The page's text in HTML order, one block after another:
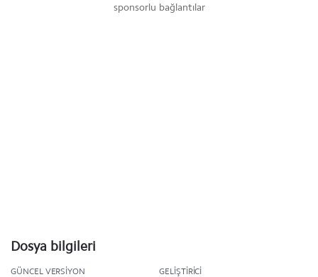
sponsorlu bağlantılar
Dosya bilgileri
GÜNCEL VERSIYON GELIŞTIRICI